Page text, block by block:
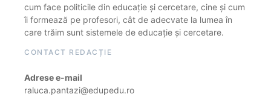
cum face politicile din educație și cercetare, cine și cum
îi formează pe profesori, cât de adecvate la lumea în
care trăim sunt sistemele de educație și cercetare.
CONTACT REDACȚIE
Adrese e-mail
raluca.pantazi@edupedu.ro